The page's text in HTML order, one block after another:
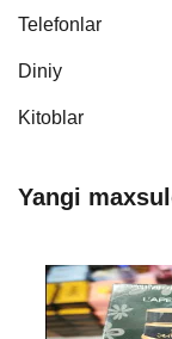
Telefonlar
Diniy
Kitoblar
Yangi